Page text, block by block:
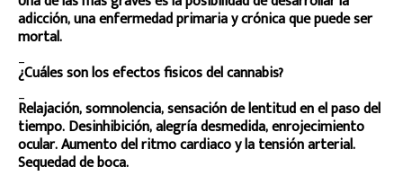
adicción, una enfermedad primaria y crónica que puede ser
mortal.
¿Cuáles son los efectos fisicos del cannabis?
Relajación, somnolencia, sensación de lentitud en el paso del
tiempo. Desinhibición, alegría desmedida, enrojecimiento
ocular. Aumento del ritmo cardiaco y la tensión arterial.
Sequedad de boca.